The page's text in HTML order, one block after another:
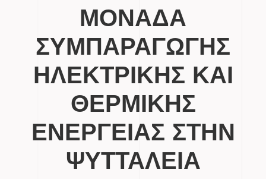
ΜΟΝΑΔΑ
ΣΥΜΠΑΡΑΓΩΓΗΣ
ΗΛΕΚΤΡΙΚΗΣ ΚΑΙ
ΘΕΡΜΙΚΗΣ
ΕΝΕΡΓΕΙΑΣ ΣΤΗΝ
ΨΥΤΤΑΛΕΙΑ